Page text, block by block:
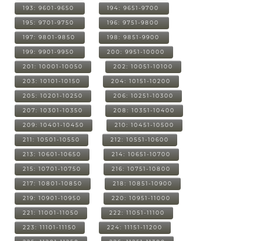
193: 9601-9650 194: 9651-9700
195: 9701-9750 196: 9751-9800
197: 9801-9850 198: 9851-9900
199: 9901-9950 200: 9951-10000
201: 10001-10050 202: 10051-10100
203: 10101-10150 204: 10151-10200
205: 10201-10250 206: 10251-10300
207: 10301-10350 208: 10351-10400
209: 10401-10450 210: 10451-10500
211: 10501-10550 212: 10551-10600
213: 10601-10650 214: 10651-10700
215: 10701-10750 216: 10751-10800
217: 10801-10850 218: 10851-10900
219: 10901-10950 220: 10951-11000
221: 11001-11050 222: 11051-11100
223: 11101-11150 224: 11151-11200